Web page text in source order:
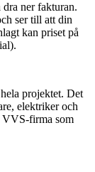
ner fakturan.
ser till att din
kan priset på
projektet. Det
elektriker och
VVS-firma som